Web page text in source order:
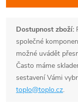
Dostupnost zboží:
společné
možné uvádět
Často máme
sestavení Vámi
toplo@toplo.cz.